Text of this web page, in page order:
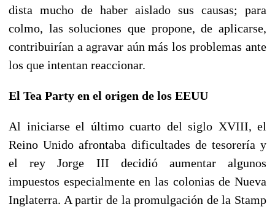
dista mucho de haber aislado sus causas; para
colmo, las soluciones que propone, de aplicarse,
contribuirían a agravar aún más los problemas ante
los que intentan reaccionar.
El Tea Party en el origen de los EEUU
Al iniciarse el último cuarto del siglo XVIII, el
Reino Unido afrontaba dificultades de tesorería y
el rey Jorge III decidió aumentar algunos
impuestos especialmente en las colonias de Nueva
Inglaterra. A partir de la promulgación de la Stamp